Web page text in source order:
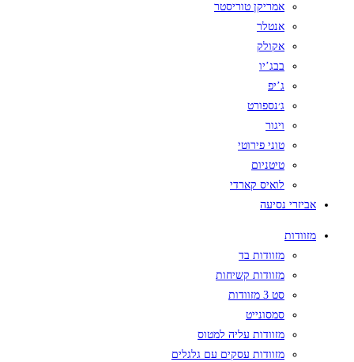
אמריקן טוריסטר
אנטלר
אקולק
בבג’יו
ג’יפ
ג׳נספורט
ויגור
טוני פירוטי
טיטניום
לואיס קארדי
אביזרי נסיעה
מזוודות
מזוודות בד
מזוודות קשיחות
סט 3 מזוודות
סמסונייט
מזוודות עליה למטוס
מזוודות עסקים עם גלגלים